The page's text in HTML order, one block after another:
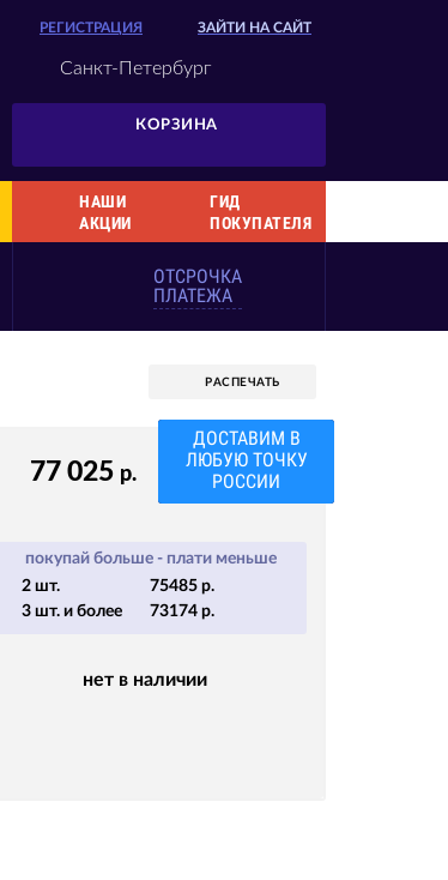
КОРЗИНА
РЕГИСТРАЦИЯ ЗАЙТИ НА САЙТ
Санкт-Петербург
НАШИ
АКЦИИ
ГИД
ПОКУПАТЕЛЯ
ОТСРОЧКА
ПЛАТЕЖА
РАСПЕЧАТЬ
ВАША СКИДКА
3%
КОД 7PNT
77 025 р.
покупай больше - плати меньше
2 шт.
75485 р.
3 шт. и более
73174 р.
нет в наличии